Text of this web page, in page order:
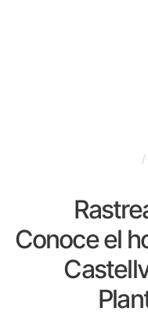
Conoce el